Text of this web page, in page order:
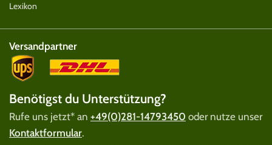
Lexikon
Versandpartner
Benötigst du Unterstützung?
Rufe uns jetzt* an +49(0)281-14793450 oder nutze unser
Kontaktformular.